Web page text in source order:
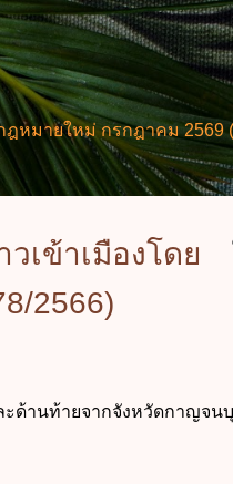
ลัก
กรกฎาคม 2569 (2 ฉบับ) พ.
เข้าเมืองโดย
2566)
ด้านท้ายจากจังหวัดกาญจน